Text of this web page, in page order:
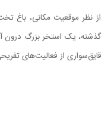
از نظر موقعیت مکانی، باغ
گذشته، یک استخر بزرگ درون
قایق‌سواری از فعالیت‌های